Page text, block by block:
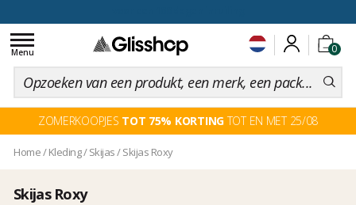
0
Toggle
navigation
Menu
ZOMERKOOPJES TOT 75% KORTINGTOT EN MET 25/08
Home/ Kleding/Skijas/Skijas Roxy
Skijas Roxy